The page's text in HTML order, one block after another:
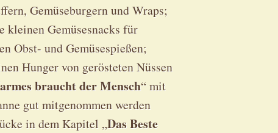
Gemüseburgern und Wraps;
kleinen Gemüsesnacks für
Obst- und Gemüsespießen;
Hunger von gerösteten Nüssen
braucht der Mensch“ mit
gut mitgenommen werden
in dem Kapitel „Das Beste